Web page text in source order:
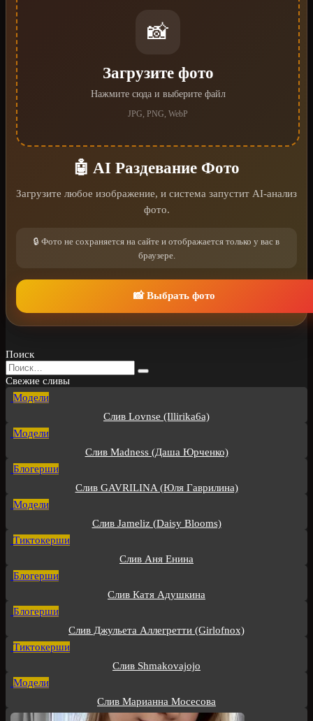
📸
Загрузите фото
Нажмите сюда и выберите файл
JPG, PNG, WebP
🤖 AI Раздевание Фото
Загрузите любое изображение, и система запустит AI-анализ
фото.
🔒 Фото не сохраняется на сайте и отображается только у вас в
браузере.
📸 Выбрать фото
Поиск
Search
for:
Свежие сливы
Модели
Слив Lovnse (Illirika6a)
Модели
Слив Madness (Даша Юрченко)
Блогерши
Слив GAVRILINA (Юля Гаврилина)
Модели
Слив Jameliz (Daisy Blooms)
Тиктокерши
Слив Аня Енина
Блогерши
Слив Катя Адушкина
Блогерши
Слив Джульета Аллегретти (Girlofnox)
Тиктокерши
Слив Shmakovajojo
Модели
Слив Марианна Мосесова